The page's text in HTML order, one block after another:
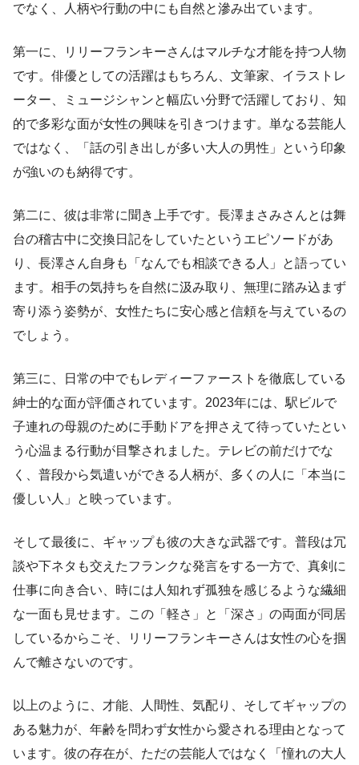
でなく、人柄や行動の中にも自然と滲み出ています。
第一に、リリーフランキーさんはマルチな才能を持つ人物
です。俳優としての活躍はもちろん、文筆家、イラストレ
ーター、ミュージシャンと幅広い分野で活躍しており、知
的で多彩な面が女性の興味を引きつけます。単なる芸能人
ではなく、「話の引き出しが多い大人の男性」という印象
が強いのも納得です。
第二に、彼は非常に聞き上手です。長澤まさみさんとは舞
台の稽古中に交換日記をしていたというエピソードがあ
り、長澤さん自身も「なんでも相談できる人」と語ってい
ます。相手の気持ちを自然に汲み取り、無理に踏み込まず
寄り添う姿勢が、女性たちに安心感と信頼を与えているの
でしょう。
第三に、日常の中でもレディーファーストを徹底している
紳士的な面が評価されています。2023年には、駅ビルで
子連れの母親のために手動ドアを押さえて待っていたとい
う心温まる行動が目撃されました。テレビの前だけでな
く、普段から気遣いができる人柄が、多くの人に「本当に
優しい人」と映っています。
そして最後に、ギャップも彼の大きな武器です。普段は冗
談や下ネタも交えたフランクな発言をする一方で、真剣に
仕事に向き合い、時には人知れず孤独を感じるような繊細
な一面も見せます。この「軽さ」と「深さ」の両面が同居
しているからこそ、リリーフランキーさんは女性の心を掴
んで離さないのです。
以上のように、才能、人間性、気配り、そしてギャップの
ある魅力が、年齢を問わず女性から愛される理由となって
います。彼の存在が、ただの芸能人ではなく「憧れの大人